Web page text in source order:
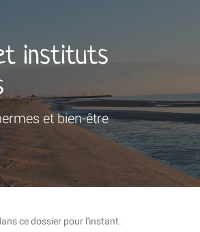
Tagliata
instituts
et bien-être
ce dossier pour l'instant.